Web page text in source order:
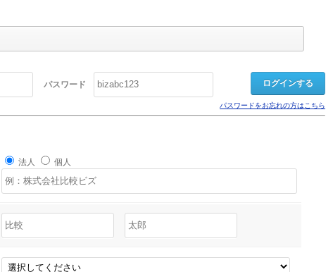
パスワード
パスワードをお忘れの方はこちら
法人 個人